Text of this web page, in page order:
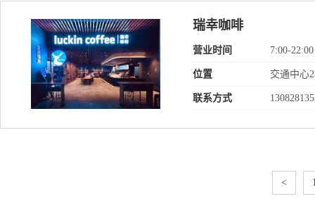
瑞幸咖啡
营业时间 7:00-22:00
位置 交通中心
联系方式
<